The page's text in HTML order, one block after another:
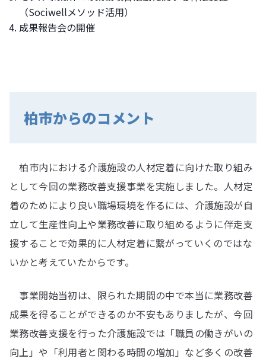
（Sociwellメソッド活用）
成果報告会の開催
柏市からのコメント
柏市内における介護施設の人材定着に向けた取り組み
として今回の業務改善支援事業を実施しました。人材定
着のためにより良い職場環境を作るには、介護施設が自
立して生産性向上や業務改善に取り組めるように伴走支
援することで効果的に人材定着に繋がっていくのではな
いかと考えていたからです。
事業開始当初は、限られた期間の中で本当に業務改善
成果を得ることができるのか不安もありましたが、今回
業務改善支援を行った介護施設では「職員の働きがいの
向上」や「利用者と関わる時間の増加」など多くの改善